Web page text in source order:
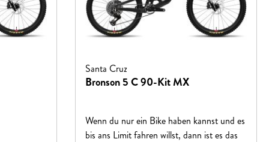
Santa Cruz
Bronson 5 C 90-Kit MX
Wenn du nur ein Bike haben kannst und es
bis ans Limit fahren willst, dann ist es das